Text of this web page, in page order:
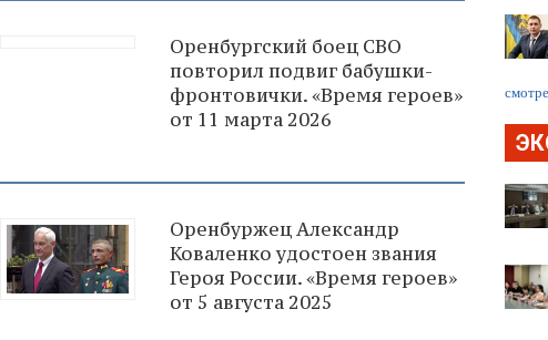
Оренбургский боец СВО
повторил подвиг бабушки-
фронтовички. «Время героев»
от 11 марта 2026
Оренбуржец Александр
Коваленко удостоен звания
Героя России. «Время героев»
от 5 августа 2025